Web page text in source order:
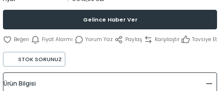
Gelince Haber Ver
Fiyat Alarmı Yorum Yaz Paylaş Karşılaştır Tavsiye Et
STOK SORUNUZ
Ürün Bilgisi